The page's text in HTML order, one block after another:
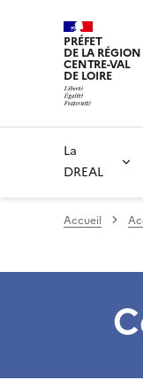
PRÉFET
DE LA RÉGION
CENTRE-VAL
DE LOIRE
La
DREAL
Accueil